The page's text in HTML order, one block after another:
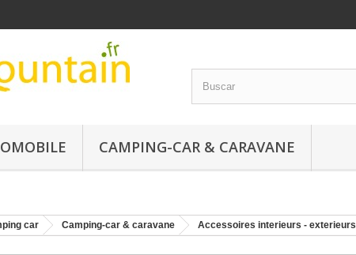
CAMPING-CAR & CARAVANE
car Camping-car & caravane Accessoires interieurs - exterieurs